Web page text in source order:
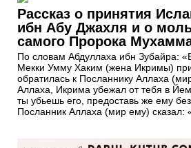
Рассказ о принятия
ибн Абу Джахля и о
самого Пророка
По словам Абдуллаха ибн Зубайра:
Мекки Умму Хаким (жена Икримы)
обратилась к Посланнику Аллаха
Аллаха, Икрима убежал от тебя в
ты убьешь его, предоставь же ему
Посланник Аллаха (мир ему) сказал: